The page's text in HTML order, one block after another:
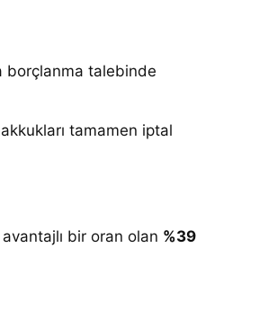
borçlanma talebinde
tamamen iptal
bir oran olan %39